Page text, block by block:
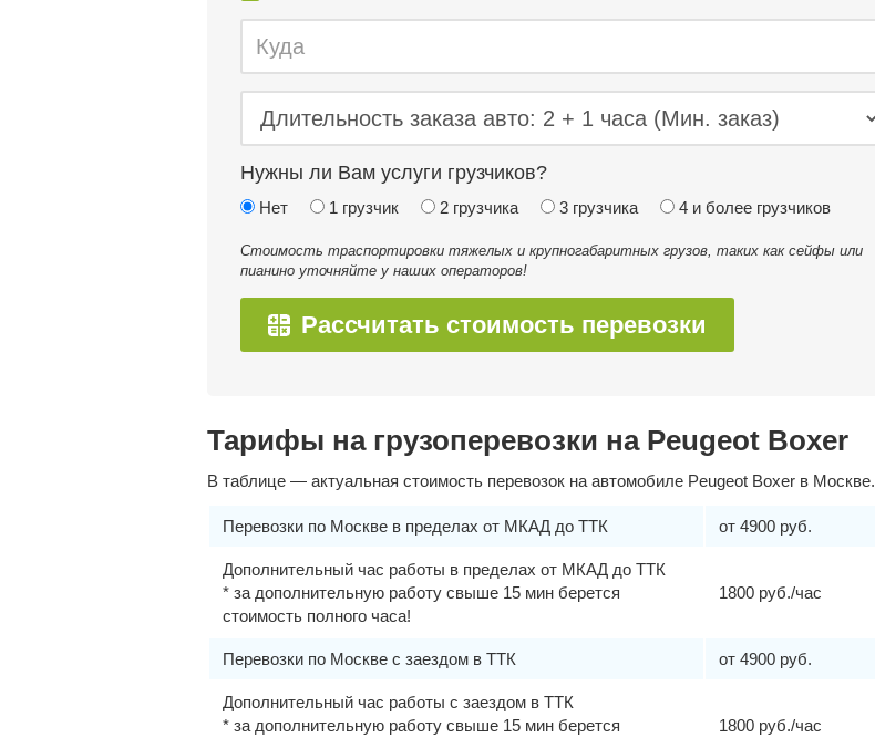
Нужны ли Вам услуги грузчиков?
Нет 1 грузчик 2 грузчика 3 грузчика 4 и более грузчиков
Стоимость траспортировки тяжелых и крупногабаритных грузов, таких как сейфы или
пианино уточняйте у наших операторов!
Рассчитать стоимость перевозки
Тарифы на грузоперевозки на Peugeot Boxer
В таблице — актуальная стоимость перевозок на автомобиле Peugeot Boxer в Москве.
Перевозки по Москве в пределах от МКАД до ТТК от 4900 руб.
Дополнительный час работы в пределах от МКАД до ТТК
* за дополнительную работу свыше 15 мин берется
стоимость полного часа!
1800 руб./час
Перевозки по Москве с заездом в ТТК от 4900 руб.
Дополнительный час работы с заездом в ТТК
* за дополнительную работу свыше 15 мин берется
1800 руб./час